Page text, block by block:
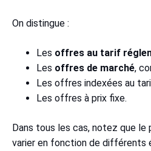
On distingue :
Les offres au tarif
Les offres de marché,
Les offres indexées au
Les offres à prix fixe.
Dans tous les cas, notez que le
varier en fonction de différents